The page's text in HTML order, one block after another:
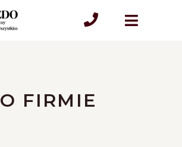
O FIRMIE